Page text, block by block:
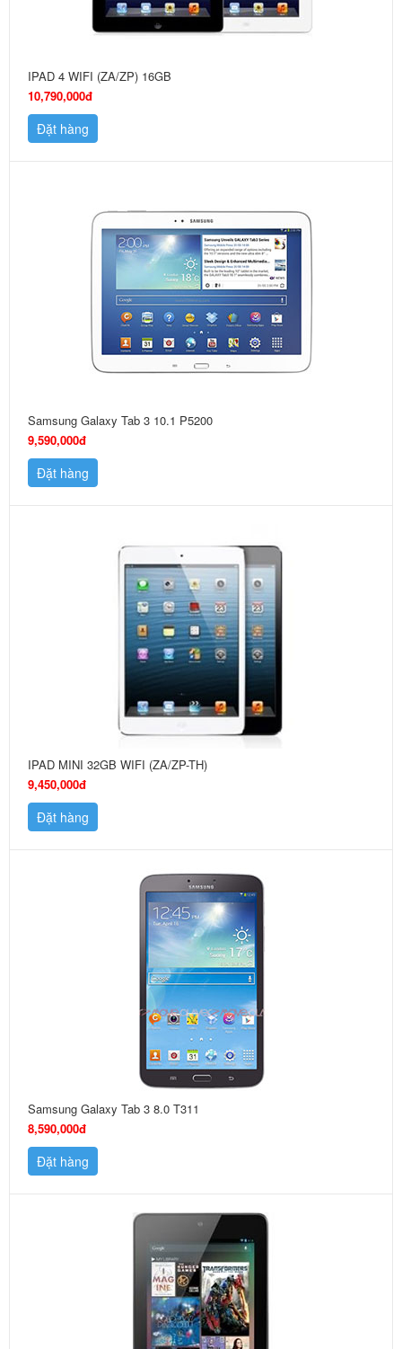
IPAD 4 WIFI (ZA/ZP) 16GB
10,790,000đ
Đặt hàng
Samsung Galaxy Tab 3 10.1 P5200
9,590,000đ
Đặt hàng
IPAD MINI 32GB WIFI (ZA/ZP-TH)
9,450,000đ
Đặt hàng
Samsung Galaxy Tab 3 8.0 T311
8,590,000đ
Đặt hàng